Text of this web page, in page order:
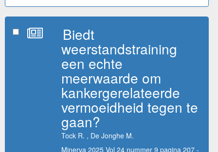
Biedt
weerstandstraining
een echte
meerwaarde om
kankergerelateerde
vermoeidheid tegen te
gaan?
Tock R. , De Jonghe M.
Minerva 2025 Vol 24 nummer 9 pagina 207 -